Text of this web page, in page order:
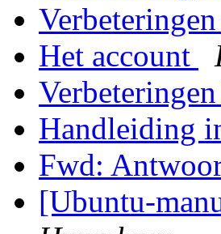
Het account
Handleiding
Fwd:
[Ubuntu-